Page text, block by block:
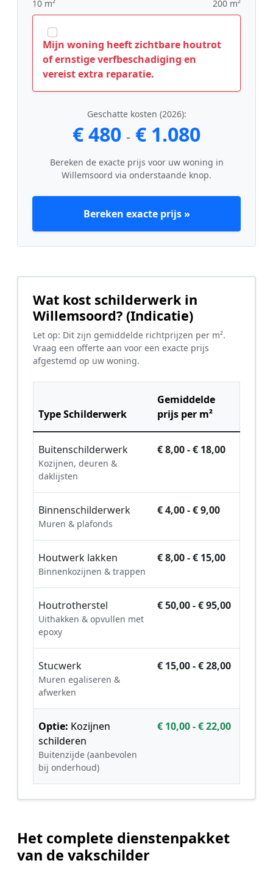
10 m² 200 m²
Mijn woning heeft zichtbare houtrot
of ernstige verfbeschadiging en
vereist extra reparatie.
Geschatte kosten (2026):
€ 480 - € 1.080
Bereken de exacte prijs voor uw woning in
Willemsoord via onderstaande knop.
Bereken exacte prijs »
Wat kost schilderwerk in
Willemsoord? (Indicatie)
Let op: Dit zijn gemiddelde richtprijzen per m².
Vraag een offerte aan voor een exacte prijs
afgestemd op uw woning.
Type Schilderwerk
Gemiddelde
prijs per m²
Buitenschilderwerk
Kozijnen, deuren &
daklijsten
€ 8,00 - € 18,00
Binnenschilderwerk
Muren & plafonds
€ 4,00 - € 9,00
Houtwerk lakken
Binnenkozijnen & trappen
€ 8,00 - € 15,00
Houtrotherstel
Uithakken & opvullen met
epoxy
€ 50,00 - € 95,00
Stucwerk
Muren egaliseren &
afwerken
€ 15,00 - € 28,00
Optie: Kozijnen
schilderen
Buitenzijde (aanbevolen
bij onderhoud)
€ 10,00 - € 22,00
Het complete dienstenpakket
van de vakschilder